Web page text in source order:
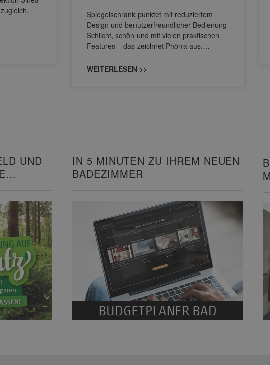
Spiegelschrank punktet mit reduziertem
Design und benutzerfreundlicher Bedienung
Schlicht, schön und mit vielen praktischen
Features – das zeichnet Phönix aus.…
WEITERLESEN >>
UND
IN 5 MINUTEN ZU IHREM NEUEN
BADEZIMMER